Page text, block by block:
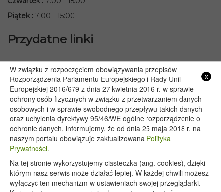
Piątek: 7:00 - 15:00
Przydatne linki
Starostwo Powiatowe we Włodawie
Lubelski Urząd Wojewódzki w Lublinie
Urząd Marszałkowski Województwa Lubelskiego w Lublinie
Serwis Rzeczypospolitej Polskiej
PGE – Planowane wyłączenia prądu
Poczta E-mail
Copyright 2020@ - Urząd Gminy Wyryki
x
W związku z rozpoczęciem obowiązywania przepisów
Rozporządzenia Parlamentu Europejskiego i Rady Unii
Europejskiej 2016/679 z dnia 27 kwietnia 2016 r. w sprawie
ochrony osób fizycznych w związku z przetwarzaniem danych
osobowych i w sprawie swobodnego przepływu takich danych
oraz uchylenia dyrektywy 95/46/WE ogólne rozporządzenie o
ochronie danych, informujemy, że od dnia 25 maja 2018 r. na
naszym portalu obowiązuje zaktualizowana Polityka
Prywatności.
Na tej stronie wykorzystujemy ciasteczka (ang. cookies), dzięki
którym nasz serwis może działać lepiej. W każdej chwili możesz
wyłączyć ten mechanizm w ustawieniach swojej przeglądarki.